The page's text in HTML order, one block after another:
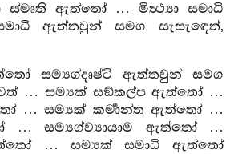
ඇත්තෝ … මිත්‍ථ්‍යා සමාධි
ඇත්තවුන් සමග සැසැඳෙත්,
සම්‍යග්දෘෂ්ටි ඇත්තවුන් සමග
… සම්‍යක් සඞ්කල්ප ඇත්තෝ …
… සම්‍යක් කර්‍මාන්ත ඇත්තෝ …
… සම්‍යග්ව්‍යායාම ඇත්තෝ …
… සම්‍යක් සමාධි ඇත්තෝ